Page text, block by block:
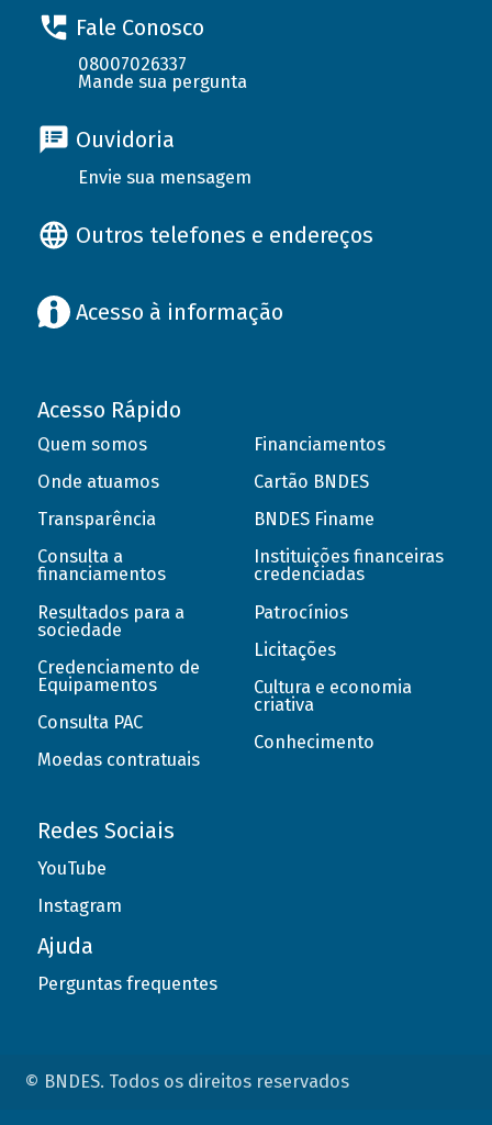
Fale Conosco
08007026337
Mande sua pergunta
Ouvidoria
Envie sua mensagem
Outros telefones e endereços
Acesso à informação
Acesso Rápido
Quem somos
Onde atuamos
Transparência
Consulta a
financiamentos
Resultados para a
sociedade
Credenciamento de
Equipamentos
Consulta PAC
Moedas contratuais
Financiamentos
Cartão BNDES
BNDES Finame
Instituições financeiras
credenciadas
Patrocínios
Licitações
Cultura e economia
criativa
Conhecimento
Redes Sociais
YouTube
Instagram
Ajuda
Perguntas frequentes
© BNDES. Todos os direitos reservados